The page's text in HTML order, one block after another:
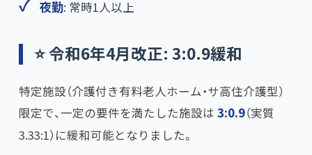
夜勤: 常時1人以上
⭐ 令和6年4月改正: 3:0.9緩和
特定施設（介護付き有料老人ホーム・サ高住介護型）
限定で、一定の要件を満たした施設は 3:0.9​（実質
3.33:1）に緩和可能となりました。